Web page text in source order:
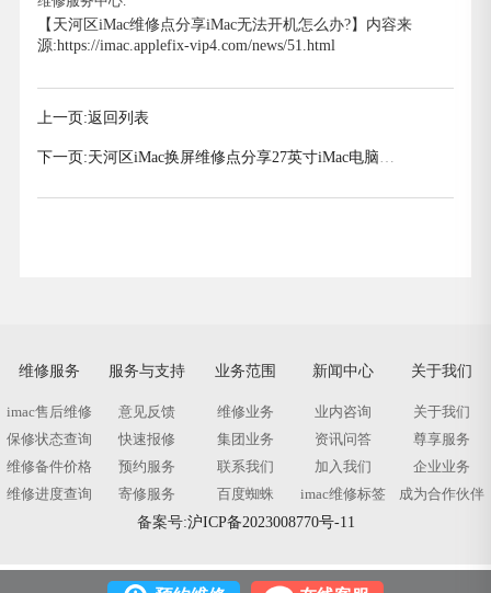
【天河区iMac维修点分享iMac无法开机怎么办?】内容来
源:https://imac.applefix-vip4.com/news/51.html
上一页:返回列表
下一页:天河区iMac换屏维修点分享27英寸iMac电脑屏
维修服务
imac售后维修
保修状态查询
维修备件价格
维修进度查询
服务与支持
意见反馈
快速报修
预约服务
寄修服务
业务范围
维修业务
集团业务
联系我们
百度蜘蛛
新闻中心
业内咨询
资讯问答
加入我们
imac维修标签
关于我们
关于我们
尊享服务
企业业务
成为合作伙伴
备案号:沪ICP备2023008770号-11